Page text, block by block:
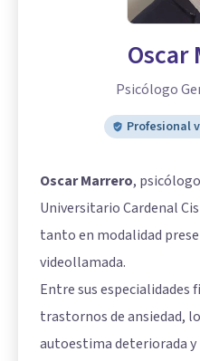
Oscar
Psicólogo
Profesional
Oscar Marrero,
Universitario Cardenal
tanto en modalidad
videollamada.
Entre sus
trastornos de ansiedad,
autoestima deteriorada y